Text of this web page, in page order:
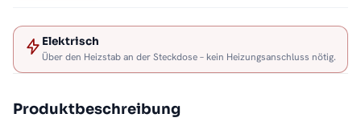
Elektrisch
Über den Heizstab an der Steckdose – kein Heizungsanschluss nötig.
Produktbeschreibung